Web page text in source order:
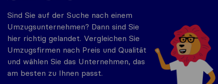
Sind Sie auf der Suche nach einem
Umzugsunternehmen? Dann sind Sie
hier richtig gelandet. Vergleichen Sie
Umzugsfirmen nach Preis und Qualität
und wählen Sie das Unternehmen, das
am besten zu Ihnen passt.